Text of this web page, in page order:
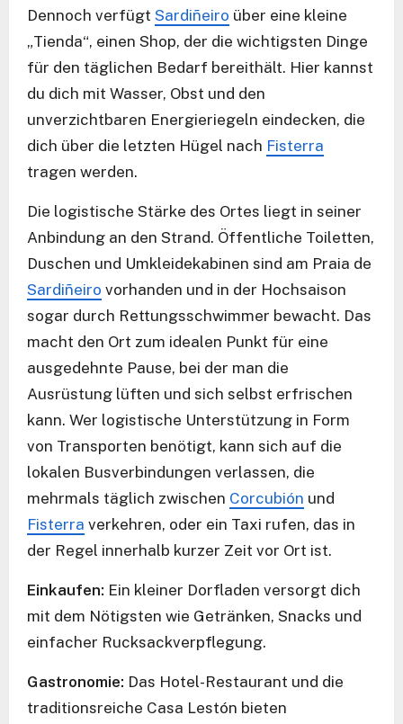
Dennoch verfügt Sardiñeiro über eine kleine
„Tienda“, einen Shop, der die wichtigsten Dinge
für den täglichen Bedarf bereithält. Hier kannst
du dich mit Wasser, Obst und den
unverzichtbaren Energieriegeln eindecken, die
dich über die letzten Hügel nach Fisterra
tragen werden.
Die logistische Stärke des Ortes liegt in seiner
Anbindung an den Strand. Öffentliche Toiletten,
Duschen und Umkleidekabinen sind am Praia de
Sardiñeiro vorhanden und in der Hochsaison
sogar durch Rettungsschwimmer bewacht. Das
macht den Ort zum idealen Punkt für eine
ausgedehnte Pause, bei der man die
Ausrüstung lüften und sich selbst erfrischen
kann. Wer logistische Unterstützung in Form
von Transporten benötigt, kann sich auf die
lokalen Busverbindungen verlassen, die
mehrmals täglich zwischen Corcubión und
Fisterra verkehren, oder ein Taxi rufen, das in
der Regel innerhalb kurzer Zeit vor Ort ist.
Einkaufen: Ein kleiner Dorfladen versorgt dich
mit dem Nötigsten wie Getränken, Snacks und
einfacher Rucksackverpflegung.
Gastronomie: Das Hotel-Restaurant und die
traditionsreiche Casa Lestón bieten